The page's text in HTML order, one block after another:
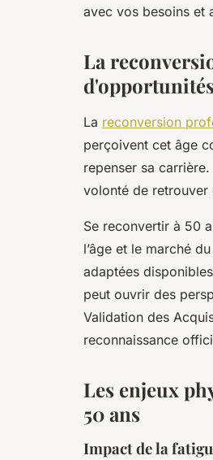
avec vos besoins et
La
La reconversion
perçoivent cet âge
repenser sa
volonté de retrouver
Se reconvertir à 50
l’âge et le marché
adaptées
peut ouvrir des
Validation des
reconnaissance
Les enjeux
50 ans
Impact de la